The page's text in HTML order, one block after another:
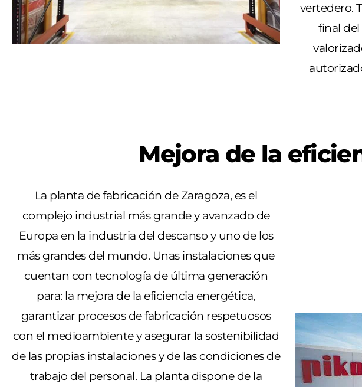
vertedero.
final del
Mejora de la
La planta de fabricación de Zaragoza, es el
complejo industrial más grande y avanzado de
Europa en la industria del descanso y uno de los
más grandes del mundo. Unas instalaciones que
cuentan con tecnología de última generación
para: la mejora de la eficiencia energética,
garantizar procesos de fabricación respetuosos
con el medioambiente y asegurar la sostenibilidad
de las propias instalaciones y de las condiciones de
trabajo del personal. La planta dispone de la